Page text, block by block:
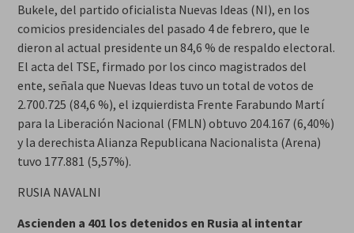
Bukele, del partido oficialista Nuevas Ideas (NI), en los
comicios presidenciales del pasado 4 de febrero, que le
dieron al actual presidente un 84,6 % de respaldo electoral.
El acta del TSE, firmado por los cinco magistrados del
ente, señala que Nuevas Ideas tuvo un total de votos de
2.700.725 (84,6 %), el izquierdista Frente Farabundo Martí
para la Liberación Nacional (FMLN) obtuvo 204.167 (6,40%)
y la derechista Alianza Republicana Nacionalista (Arena)
tuvo 177.881 (5,57%).
RUSIA NAVALNI
Ascienden a 401 los detenidos en Rusia al intentar